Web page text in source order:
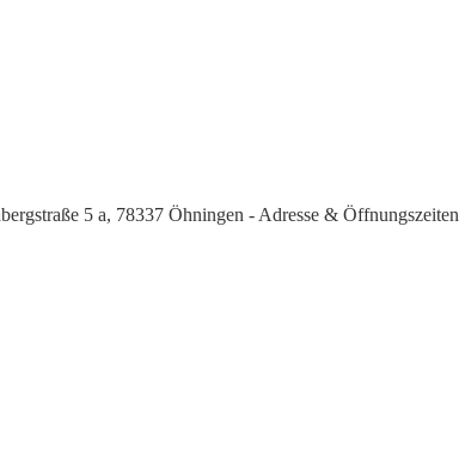
5 a, 78337 Öhningen - Adresse & Öffnungszeiten